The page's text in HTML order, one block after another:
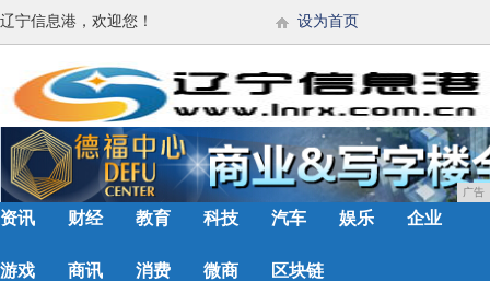
辽宁信息港，欢迎您！ 设为首页
广告
资讯 财经 教育 科技 汽车 娱乐 企业
游戏 商讯 消费 微商 区块链